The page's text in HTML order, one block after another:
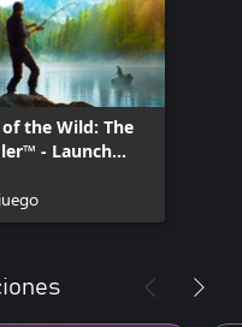
of the Wild: The
- Launch